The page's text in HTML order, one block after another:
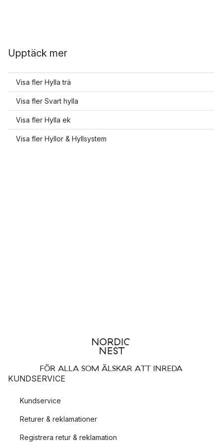
Upptäck mer
Visa fler Hylla trä
Visa fler Svart hylla
Visa fler Hylla ek
Visa fler Hyllor & Hyllsystem
FÖR ALLA SOM ÄLSKAR ATT INREDA
KUNDSERVICE
Kundservice
Returer & reklamationer
Registrera retur & reklamation